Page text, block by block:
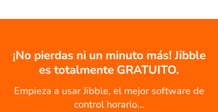
¡No pierdas ni un minuto más! Jibble
es totalmente GRATUITO.
Empieza a usar Jibble, el mejor software de
control horario...